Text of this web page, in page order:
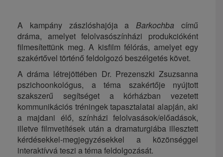
A kampány zászlóshajója aBarkochba című
dráma, amelyet felolvasószínházi produkcióként
filmesítettünk meg. A kisfilm félórás, amelyet egy
szakértővel történő feldolgozó beszélgetés követ.
A dráma létrejöttében Dr. Prezenszki Zsuzsanna
pszichoonkológus, a téma szakértője nyújtott
szakszerű segítséget a kórházban vezetett
kommunikációs tréningek tapasztalatai alapján, aki
a majdani élő, színházi felolvasások/előadások,
illetve filmvetítések után a dramaturgiába illesztett
kérdésekkel-megjegyzésekkel a közönséggel
interaktívvá teszi a téma feldolgozását.